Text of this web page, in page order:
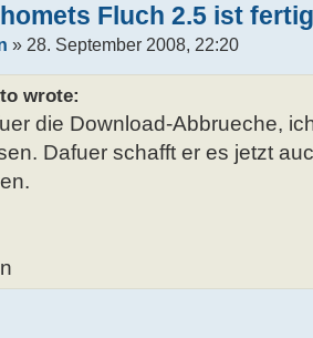
Fluch 2.5 ist fertig
» 28. September 2008, 22:20
wrote:
die Download-Abbrueche,
Dafuer schafft er es jetzt